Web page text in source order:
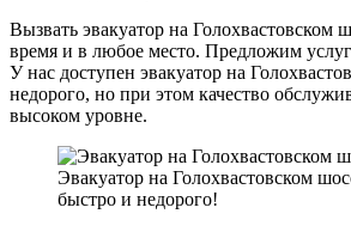
Вызвать эвакуатор на Голохвастовском
время и в любое место. Предложим
У нас доступен эвакуатор на
недорого, но при этом качество
высоком уровне.
Эвакуатор на Голохвастовском
быстро и недорого!